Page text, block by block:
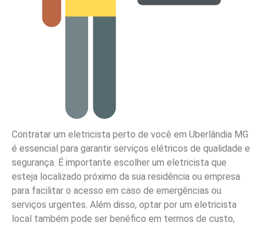
Contratar um eletricista perto de você em Uberlândia MG
é essencial para garantir serviços elétricos de qualidade e
segurança. É importante escolher um eletricista que
esteja localizado próximo da sua residência ou empresa
para facilitar o acesso em caso de emergências ou
serviços urgentes. Além disso, optar por um eletricista
local também pode ser benéfico em termos de custo,